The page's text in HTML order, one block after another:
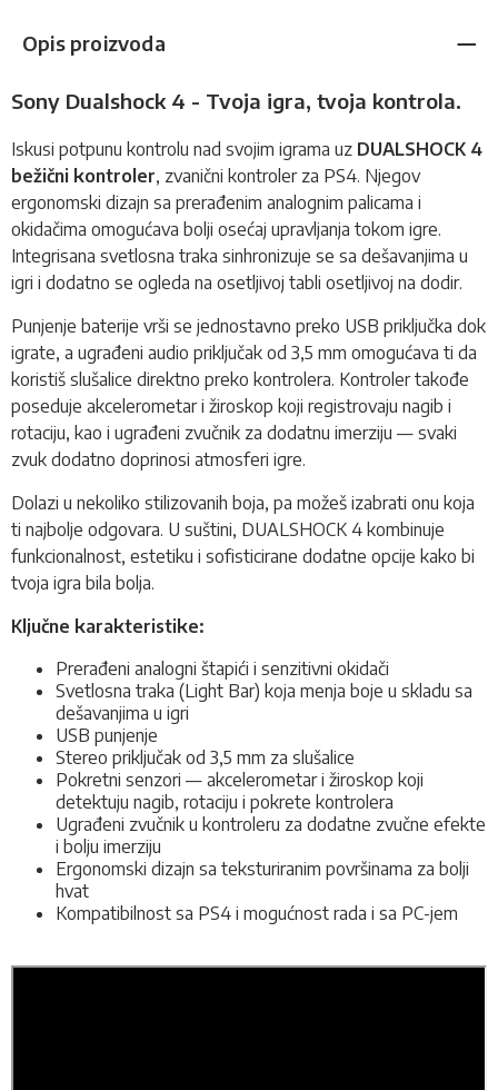
Opis proizvoda
Sony Dualshock 4 - Tvoja igra, tvoja kontrola.
Iskusi potpunu kontrolu nad svojim igrama uz DUALSHOCK 4
bežični kontroler, zvanični kontroler za PS4. Njegov
ergonomski dizajn sa prerađenim analognim palicama i
okidačima omogućava bolji osećaj upravljanja tokom igre.
Integrisana svetlosna traka sinhronizuje se sa dešavanjima u
igri i dodatno se ogleda na osetljivoj tabli osetljivoj na dodir.
Punjenje baterije vrši se jednostavno preko USB priključka dok
igrate, a ugrađeni audio priključak od 3,5 mm omogućava ti da
koristiš slušalice direktno preko kontrolera. Kontroler takođe
poseduje akcelerometar i žiroskop koji registrovaju nagib i
rotaciju, kao i ugrađeni zvučnik za dodatnu imerziju — svaki
zvuk dodatno doprinosi atmosferi igre.
Dolazi u nekoliko stilizovanih boja, pa možeš izabrati onu koja
ti najbolje odgovara. U suštini, DUALSHOCK 4 kombinuje
funkcionalnost, estetiku i sofisticirane dodatne opcije kako bi
tvoja igra bila bolja.
Ključne karakteristike:
Prerađeni analogni štapići i senzitivni okidači
Svetlosna traka (Light Bar) koja menja boje u skladu sa
dešavanjima u igri
USB punjenje
Stereo priključak od 3,5 mm za slušalice
Pokretni senzori — akcelerometar i žiroskop koji
detektuju nagib, rotaciju i pokrete kontrolera
Ugrađeni zvučnik u kontroleru za dodatne zvučne efekte
i bolju imerziju
Ergonomski dizajn sa teksturiranim površinama za bolji
hvat
Kompatibilnost sa PS4 i mogućnost rada i sa PC-jem